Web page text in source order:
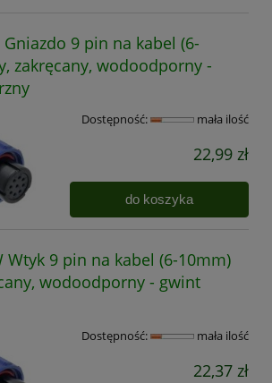
Gniazdo 9 pin na kabel (6-
zakręcany, wodoodporny -
Dostępność: mała ilość
22,99 zł
do koszyka
Wtyk 9 pin na kabel (6-10mm)
wodoodporny - gwint
Dostępność: mała ilość
22,37 zł